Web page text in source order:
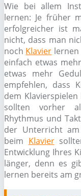
Wie bei allem
lernen: Je früher
erfolgreicher ist
nicht, dass man
noch Klavier lernen
einfach etwas
etwas mehr
empfehlen, dass
dem
sollten vorher
Rhythmus und
der Unterricht am
beim Klavier
Entwicklung Ihres
länger, denn es
lernen bereits am